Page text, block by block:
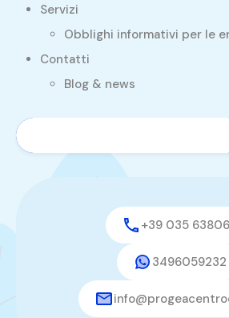
Servizi
Obblighi informativi per le
Contatti
Blog & news
+39 035
3496059232